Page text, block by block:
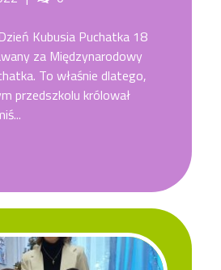
Kubusia Puchatka 18
za Międzynarodowy
To właśnie dlatego,
przedszkolu królował